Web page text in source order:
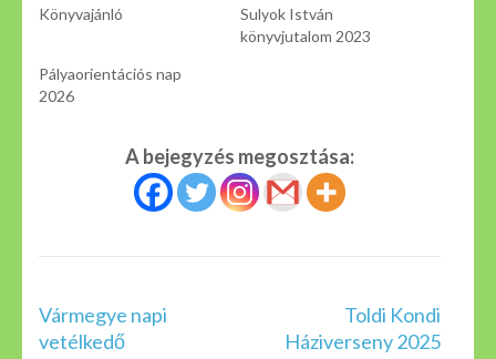
Könyvajánló
Sulyok István
könyvjutalom 2023
Pályaorientációs nap
2026
A bejegyzés megosztása:
Bejegyzés
navigáció
Vármegye napi
vetélkedő
Toldi Kondi
Háziverseny 2025